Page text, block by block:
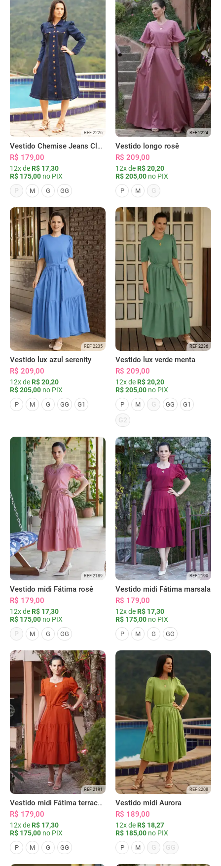
REF 2226
Vestido Chemise Jeans Clássica Serena
R$ 179,00
12x de R$ 17,30
R$ 175,00 no PIX
P
M G GG
REF 2224
Vestido longo rosê
R$ 209,00
12x de R$ 20,20
R$ 205,00 no PIX
P M G
REF 2235
Vestido lux azul serenity
R$ 209,00
12x de R$ 20,20
R$ 205,00 no PIX
P M G GG G1
REF 2236
Vestido lux verde menta
R$ 209,00
12x de R$ 20,20
R$ 205,00 no PIX
P M G GG G1
G2
REF 2189
Vestido midi Fátima rosê
R$ 179,00
12x de R$ 17,30
R$ 175,00 no PIX
P
M G GG
REF 2190
Vestido midi Fátima marsala
R$ 179,00
12x de R$ 17,30
R$ 175,00 no PIX
P M G GG
REF 2191
Vestido midi Fátima terracota
R$ 179,00
12x de R$ 17,30
R$ 175,00 no PIX
P M G GG
REF 2208
Vestido midi Aurora
R$ 189,00
12x de R$ 18,27
R$ 185,00 no PIX
P M G GG